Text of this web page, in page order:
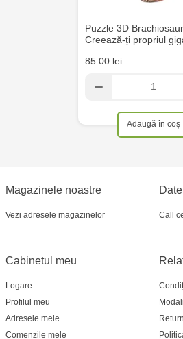
Puzzle 3D
Creează-ți propriul
85.00 lei
Adaugă în coș
Magazinele noastre
Vezi adresele magazinelor
Cabinetul meu
Logare
Profilul meu
Adresele mele
Comenzile mele
Call